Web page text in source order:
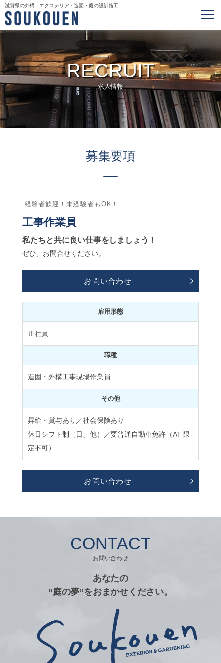
滋賀県の外構・エクステリア・造園・庭の設計施工
RECRUIT
求人情報
募集要項
経験者歓迎！未経験者もOK！
工事作業員
私たちと共に良い仕事をしましょう！
ぜひ、お問合せください。
お問い合わせ
雇用形態
正社員
職種
造園・外構工事現場作業員
その他
昇給・賞与あり／社会保険あり
休日シフト制（日、他）／要普通自動車免許（AT 限
定不可）
お問い合わせ
CONTACT
お問い合わせ
あなたの
“庭の夢”をおまかせください。